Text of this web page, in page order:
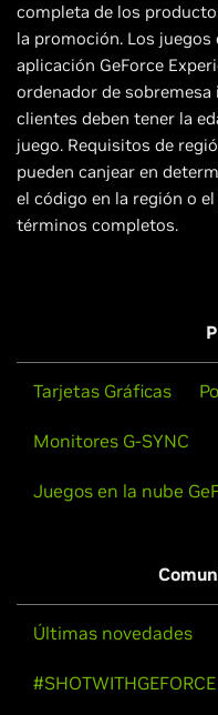
completa de los
la promoción. Los juegos
aplicación GeForce
ordenador de
clientes deben tener la
juego. Requisitos de
pueden canjear en
el código en la región o
términos completos.
Tarjetas Gráficas
Monitores G-SYNC
Juegos en la nube
Últimas novedades
#SHOTWITHGEFORCE